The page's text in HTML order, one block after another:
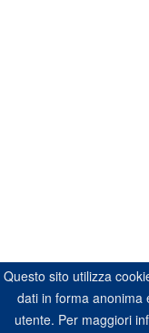
Questo sito utilizza
dati in forma anonima
utente. Per maggiori